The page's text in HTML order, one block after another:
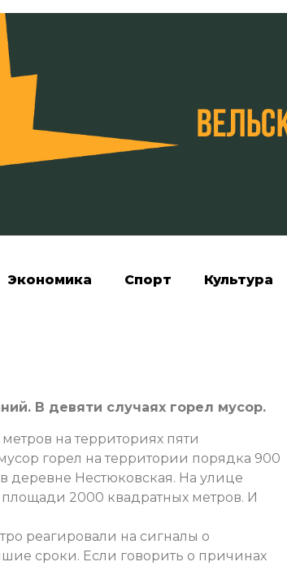
Экономика Спорт Культура
В девяти случаях горел мусор.
на территориях пяти
горел на территории порядка 900
деревне Нестюковская. На улице
2000 квадратных метров. И
реагировали на сигналы о
сроки. Если говорить о причинах